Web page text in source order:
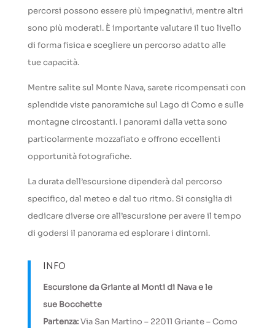
percorsi possono essere più impegnativi, mentre altri
sono più moderati. È importante valutare il tuo livello
di forma fisica e scegliere un percorso adatto alle
tue capacità.
Mentre salite sul Monte Nava, sarete ricompensati con
splendide viste panoramiche sul Lago di Como e sulle
montagne circostanti. I panorami dalla vetta sono
particolarmente mozzafiato e offrono eccellenti
opportunità fotografiche.
La durata dell’escursione dipenderà dal percorso
specifico, dal meteo e dal tuo ritmo. Si consiglia di
dedicare diverse ore all’escursione per avere il tempo
di godersi il panorama ed esplorare i dintorni.
INFO
Escursione da Griante ai Monti di Nava e le
sue Bocchette
Partenza:Via San Martino – 22011 Griante – Como